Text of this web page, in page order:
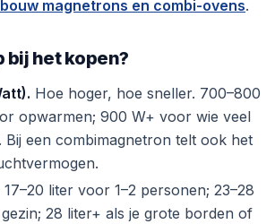
magnetrons en combi-ovens.
bij het kopen?
Hoe hoger, hoe sneller. 700–800
opwarmen; 900 W+ voor wie veel
Bij een combimagnetron telt ook het
17–20 liter voor 1–2 personen; 23–28
28 liter+ als je grote borden of